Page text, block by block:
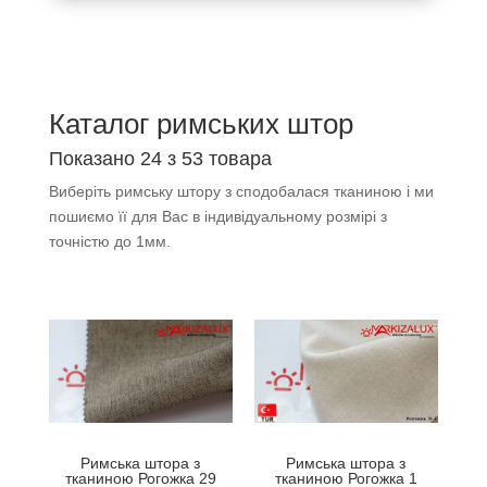
Каталог римських штор
Показано 24 з 53 товара
Виберіть римську штору з сподобалася тканиною і ми
пошиємо її для Вас в індивідуальному розмірі з
точністю до 1мм.
Римська штора з
тканиною Рогожка 29
Римська штора з
тканиною Рогожка 1